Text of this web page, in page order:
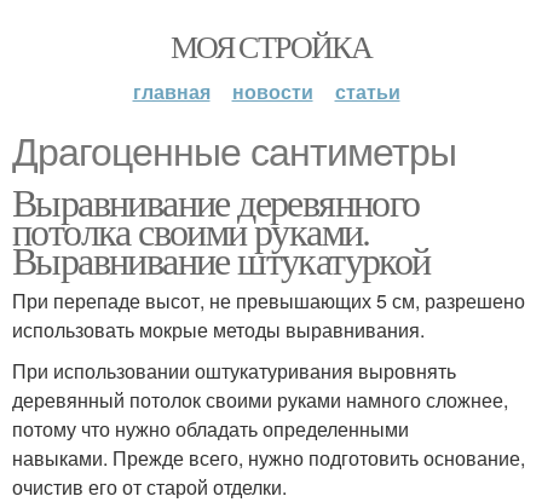
МОЯ СТРОЙКА
главная новости статьи
Драгоценные сантиметры
Выравнивание деревянного
потолка своими руками.
Выравнивание штукатуркой
При перепаде высот, не превышающих 5 см, разрешено
использовать мокрые методы выравнивания.
При использовании оштукатуривания выровнять
деревянный потолок своими руками намного сложнее,
потому что нужно обладать определенными
навыками. Прежде всего, нужно подготовить основание,
очистив его от старой отделки.